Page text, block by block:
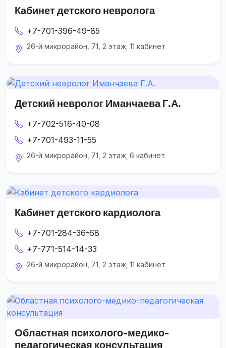
Кабинет детского невролога
+7-701-396-49-85
26-й микрорайон, 71, 2 этаж; 11 кабинет
Детский невролог Иманчаева Г.А.
+7-702-516-40-08
+7-701-493-11-55
26-й микрорайон, 71, 2 этаж; 6 кабинет
Кабинет детского кардиолога
+7-701-284-36-68
+7-771-514-14-33
26-й микрорайон, 71, 2 этаж; 11 кабинет
Областная психолого-медико-
педагогическая консультация